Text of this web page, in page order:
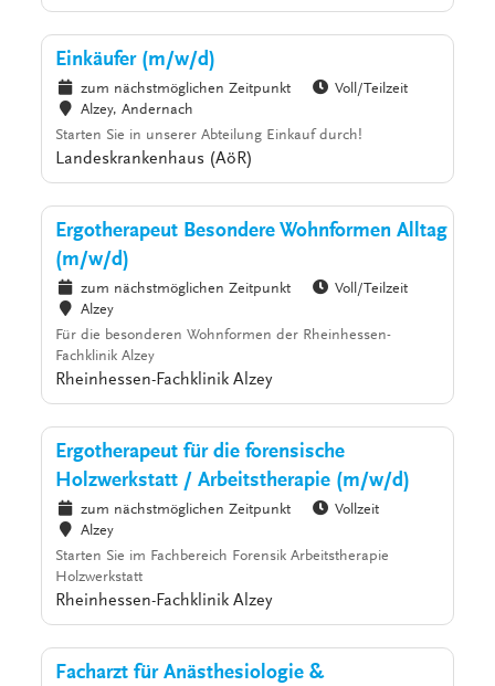
Einkäufer (m/w/d)
zum nächstmöglichen Zeitpunkt
Voll/Teilzeit
Alzey, Andernach
Starten Sie in unserer Abteilung Einkauf durch!
Landeskrankenhaus (AöR)
Ergotherapeut Besondere Wohnformen Alltag
(m/w/d)
zum nächstmöglichen Zeitpunkt
Voll/Teilzeit
Alzey
Für die besonderen Wohnformen der Rheinhessen-
Fachklinik Alzey
Rheinhessen-Fachklinik Alzey
Ergotherapeut für die forensische
Holzwerkstatt / Arbeitstherapie (m/w/d)
zum nächstmöglichen Zeitpunkt
Vollzeit
Alzey
Starten Sie im Fachbereich Forensik Arbeitstherapie
Holzwerkstatt
Rheinhessen-Fachklinik Alzey
Facharzt für Anästhesiologie &